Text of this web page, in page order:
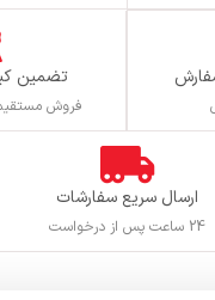
تضمین
فروش
ارسال سریع سفارشات
24 ساعت پس از درخواست